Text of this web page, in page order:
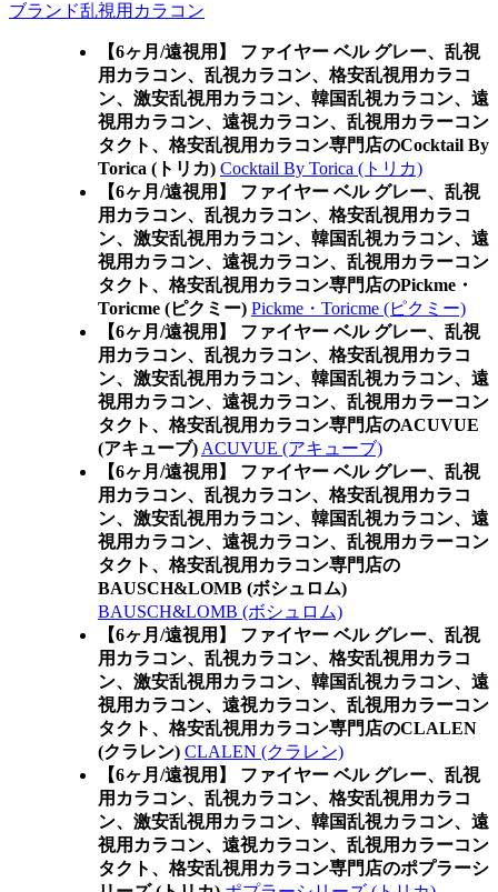
ブランド乱視用カラコン
【6ヶ月/遠視用】 ファイヤー ベル グレー、乱視
用カラコン、乱視カラコン、格安乱視用カラコ
ン、激安乱視用カラコン、韓国乱視カラコン、遠
視用カラコン、遠視カラコン、乱視用カラーコン
タクト、格安乱視用カラコン専門店のCocktail By
Torica (トリカ) Cocktail By Torica (トリカ)
【6ヶ月/遠視用】 ファイヤー ベル グレー、乱視
用カラコン、乱視カラコン、格安乱視用カラコ
ン、激安乱視用カラコン、韓国乱視カラコン、遠
視用カラコン、遠視カラコン、乱視用カラーコン
タクト、格安乱視用カラコン専門店のPickme・
Toricme (ピクミー) Pickme・Toricme (ピクミー)
【6ヶ月/遠視用】 ファイヤー ベル グレー、乱視
用カラコン、乱視カラコン、格安乱視用カラコ
ン、激安乱視用カラコン、韓国乱視カラコン、遠
視用カラコン、遠視カラコン、乱視用カラーコン
タクト、格安乱視用カラコン専門店のACUVUE
(アキューブ) ACUVUE (アキューブ)
【6ヶ月/遠視用】 ファイヤー ベル グレー、乱視
用カラコン、乱視カラコン、格安乱視用カラコ
ン、激安乱視用カラコン、韓国乱視カラコン、遠
視用カラコン、遠視カラコン、乱視用カラーコン
タクト、格安乱視用カラコン専門店の
BAUSCH&LOMB (ボシュロム)
BAUSCH&LOMB (ボシュロム)
【6ヶ月/遠視用】 ファイヤー ベル グレー、乱視
用カラコン、乱視カラコン、格安乱視用カラコ
ン、激安乱視用カラコン、韓国乱視カラコン、遠
視用カラコン、遠視カラコン、乱視用カラーコン
タクト、格安乱視用カラコン専門店のCLALEN
(クラレン) CLALEN (クラレン)
【6ヶ月/遠視用】 ファイヤー ベル グレー、乱視
用カラコン、乱視カラコン、格安乱視用カラコ
ン、激安乱視用カラコン、韓国乱視カラコン、遠
視用カラコン、遠視カラコン、乱視用カラーコン
タクト、格安乱視用カラコン専門店のポプラーシ